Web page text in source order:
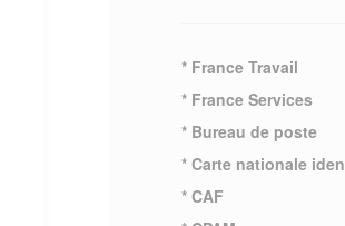
* France Travail
* France Services
* Bureau de poste
* Carte nationale
* CAF